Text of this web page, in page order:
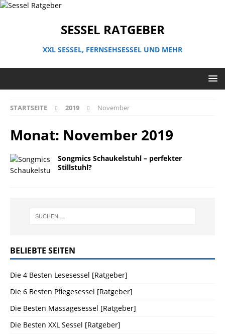
SESSEL RATGEBER
XXL SESSEL, FERNSEHSESSEL UND MEHR
STARTSEITE 2019 November
Monat: November 2019
Songmics Schaukelstuhl – perfekter
Stillstuhl?
BELIEBTE SEITEN
Die 4 Besten Lesesessel [Ratgeber]
Die 6 Besten Pflegesessel [Ratgeber]
Die Besten Massagesessel [Ratgeber]
Die Besten XXL Sessel [Ratgeber]